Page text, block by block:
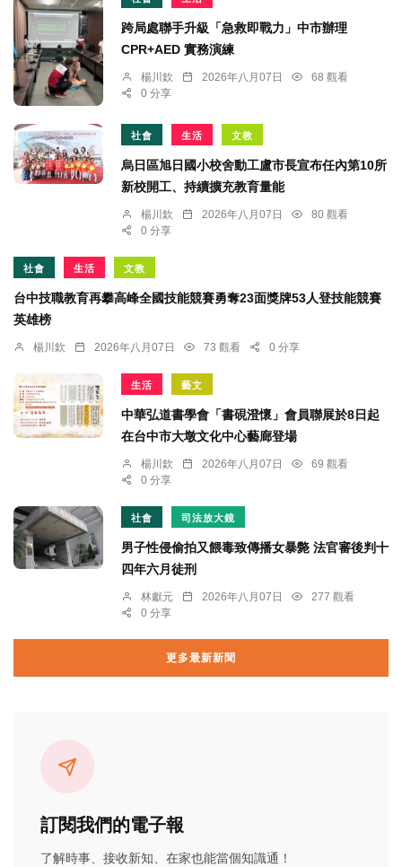
跨局處聯手升級「急救即戰力」中市辦理
CPR+AED 實務演練
楊川欽 2026年八月07日
68 觀看
0 分享
社會 生活 文教
烏日區旭日國小校舍動工盧市長宣布任內第10所
新校開工、持續擴充教育量能
楊川欽 2026年八月07日
80 觀看
0 分享
社會 生活 文教
台中技職教育再攀高峰全國技能競賽勇奪23面獎牌53人登技能競賽
英雄榜
楊川欽 2026年八月07日 73 觀看 0 分享
生活 藝文
中華弘道書學會「書硯澄懷」會員聯展於8日起
在台中市大墩文化中心藝廊登場
楊川欽 2026年八月07日
69 觀看
0 分享
社會 司法放大鏡
男子性侵偷拍又餵毒致傳播女暴斃 法官審後判十
四年六月徒刑
林獻元 2026年八月07日
277 觀看
0 分享
更多最新新聞
訂閱我們的電子報
了解時事、接收新知、在家也能當個知識通！